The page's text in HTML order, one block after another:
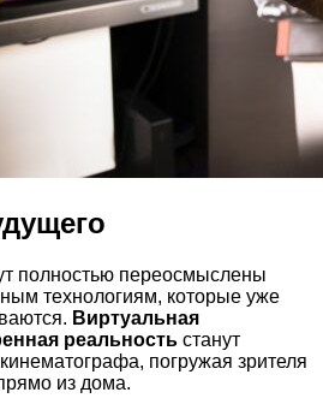
полностью переосмыслены
технологиям, которые уже
Виртуальная
реальность станут
погружая зрителя
из дома.